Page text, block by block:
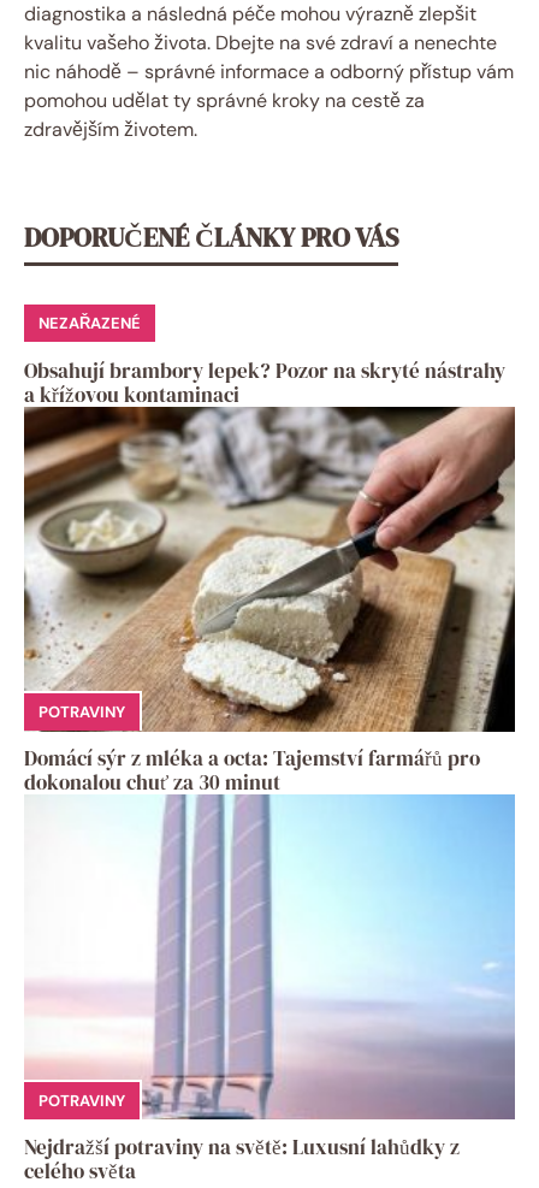
diagnostika a následná péče mohou výrazně zlepšit
kvalitu vašeho života. Dbejte na své zdraví a nenechte
nic náhodě – správné informace a odborný přístup vám
pomohou udělat ty správné kroky na cestě za
zdravějším životem.
DOPORUČENÉ ČLÁNKY PRO VÁS
NEZAŘAZENÉ
Obsahují brambory lepek? Pozor na skryté nástrahy
a křížovou kontaminaci
POTRAVINY
Domácí sýr z mléka a octa: Tajemství farmářů pro
dokonalou chuť za 30 minut
POTRAVINY
Nejdražší potraviny na světě: Luxusní lahůdky z
celého světa